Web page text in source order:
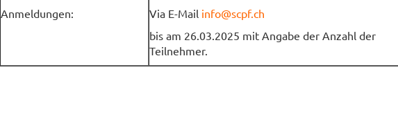
Anmeldungen: Via E-Mail info@scpf.ch
bis am 26.03.2025 mit Angabe der Anzahl der
Teilnehmer.